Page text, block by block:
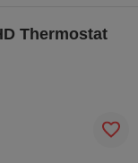
Thermostat